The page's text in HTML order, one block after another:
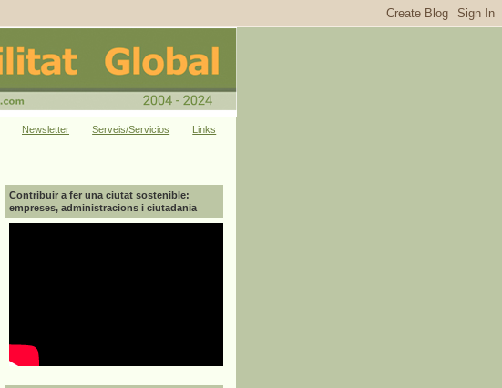
Newsletter Serveis/Servicios Links
Contribuir a fer una ciutat sostenible:
empreses, administracions i ciutadania